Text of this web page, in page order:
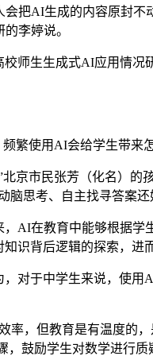
把AI生成的内容原封
李婷说。
生生成式AI应用情况
使用AI会给学生带来怎
市民张芳（化名）的孩
思考、自主找寻答案还
在教育中能够根据学
识背后逻辑的探索，进
于中学生来说，使用
，但教育是有温度的，
，鼓励学生对数学进行质